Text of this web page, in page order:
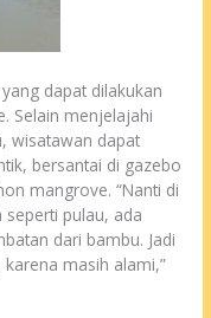
dapat dilakukan
Selain menjelajahi
wisatawan dapat
bersantai di gazebo
mangrove. “Nanti di
pulau, ada
dari bambu. Jadi
masih alami,”